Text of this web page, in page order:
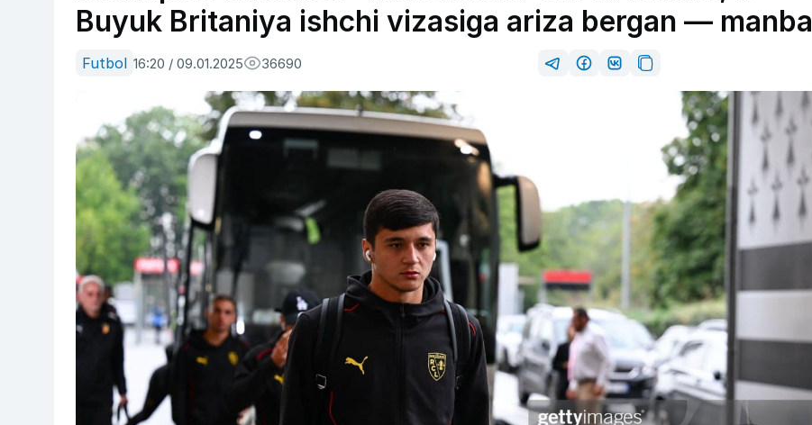
Buyuk Britaniya ishchi vizasiga ariza bergan — manba
Futbol 16:20 / 09.01.2025 36690